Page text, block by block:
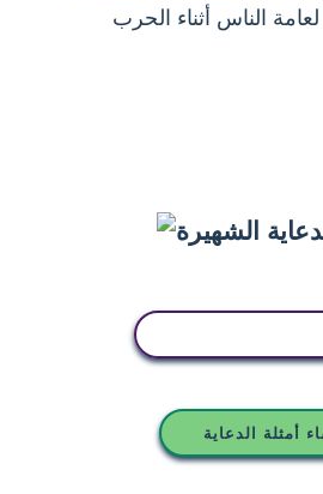
الناس أثناء الحرب
أمثلة الدعاية